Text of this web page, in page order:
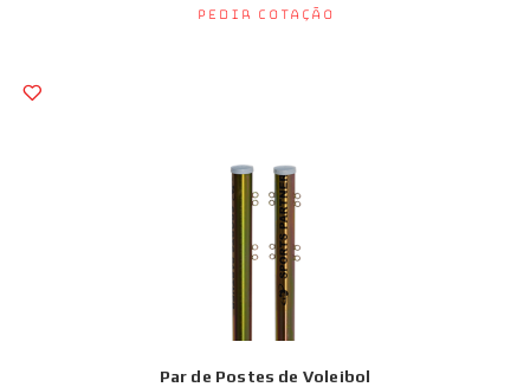
Pedir Cotação
Par de Postes de Voleibol